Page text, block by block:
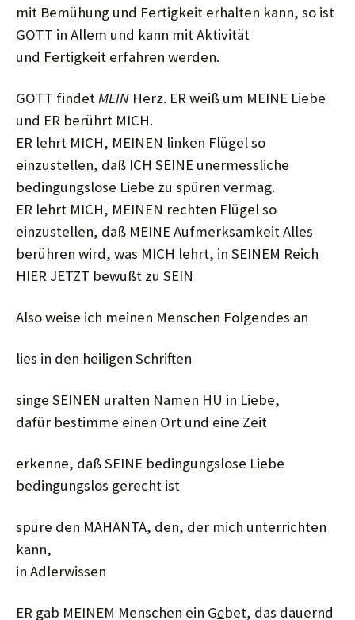
mit Bemühung und Fertigkeit erhalten kann, so ist
GOTT in Allem und kann mit Aktivität
und Fertigkeit erfahren werden.
GOTT findetMEIN Herz. ER weiß um MEINE Liebe
und ER berührt MICH.
ER lehrt MICH, MEINEN linken Flügel so
einzustellen, daß ICH SEINE unermessliche
bedingungslose Liebe zu spüren vermag.
ER lehrt MICH, MEINEN rechten Flügel so
einzustellen, daß MEINE Aufmerksamkeit Alles
berühren wird, was MICH lehrt, in SEINEM Reich
HIER JETZT bewußt zu SEIN
Also weise ich meinen Menschen Folgendes an
lies in den heiligen Schriften
singe SEINEN uralten Namen HU in Liebe,
dafür bestimme einen Ort und eine Zeit
erkenne, daß SEINE bedingungslose Liebe
bedingungslos gerecht ist
spüre den MAHANTA, den, der mich unterrichten
kann,
in Adlerwissen
ER gab MEINEM Menschen ein Gebet, das dauernd